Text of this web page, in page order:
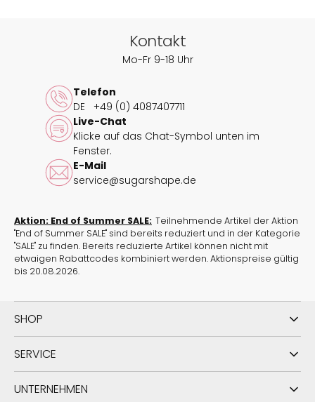
Kontakt
Mo-Fr 9-18 Uhr
Telefon
DE
+49 (0) 4087407711
Live-Chat
Klicke auf das Chat-Symbol unten im
Fenster.
E-Mail
service@sugarshape.de
Aktion: End of Summer SALE: Teilnehmende Artikel der Aktion
"End of Summer SALE" sind bereits reduziert und in der Kategorie
"SALE" zu finden. Bereits reduzierte Artikel können nicht mit
etwaigen Rabattcodes kombiniert werden. Aktionspreise gültig
bis 20.08.2026.
SHOP
SERVICE
UNTERNEHMEN